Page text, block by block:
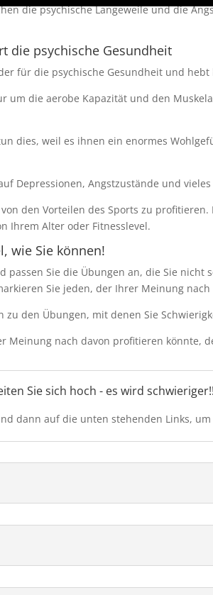
die psychische Langeweile und die
die psychische Gesundheit
für die psychische Gesundheit und
um die aerobe Kapazität und den
dies, weil es ihnen ein enormes
Depressionen, Angstzustände und
den Vorteilen des Sports zu
Ihrem Alter oder Fitnesslevel.
wie Sie können!
passen Sie die Übungen an, die Sie nicht
Sie jeden, der Ihrer Meinung
den Übungen, mit denen Sie
Meinung nach davon profitieren könnte,
Sie sich hoch - es wird
dann auf die unten stehenden Links,